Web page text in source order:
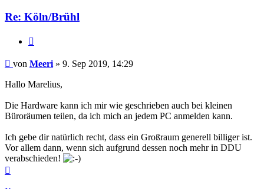
Re: Köln/Brühl
Beitrag
von Meeri » 9. Sep 2019, 14:29
Hallo Marelius,
Die Hardware kann ich mir wie geschrieben auch bei kleinen
Büroräumen teilen, da ich mich an jedem PC anmelden kann.
Ich gebe dir natürlich recht, dass ein Großraum generell billiger ist.
Vor allem dann, wenn sich aufgrund dessen noch mehr in DDU
verabschieden!